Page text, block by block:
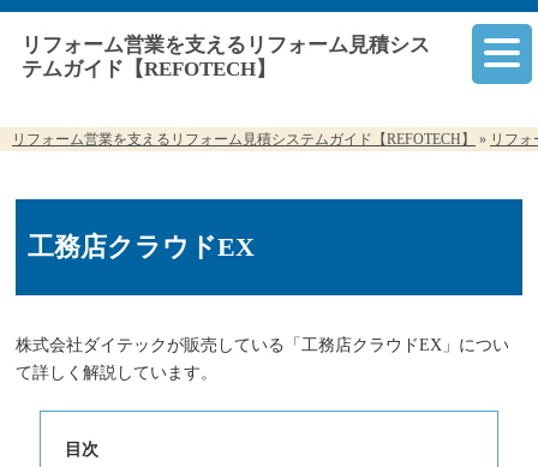
リフォーム営業を支えるリフォーム見積シス
テムガイド【REFOTECH】
リフォーム営業を支えるリフォーム見積システムガイド【REFOTECH】 » リフ
工務店クラウドEX
株式会社ダイテックが販売している「工務店クラウドEX」につい
て詳しく解説しています。
目次